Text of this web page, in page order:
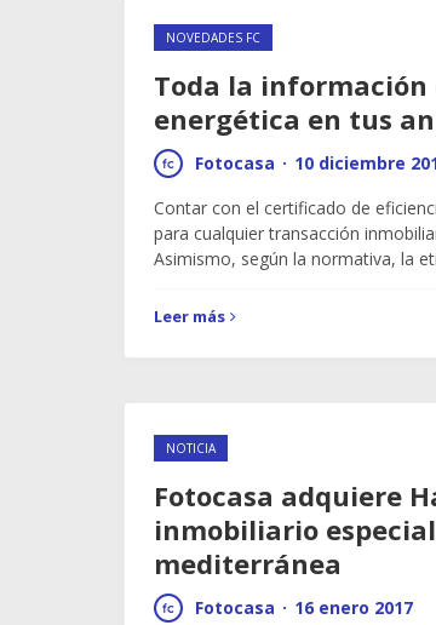
NOVEDADES FC
Toda la
energética en tus
Fotocasa · 10 diciembre
Contar con el certificado de
para cualquier transacción
Asimismo, según la normativa, la
Leer más
NOTICIA
Fotocasa adquiere
inmobiliario
mediterránea
Fotocasa · 16 enero 2017